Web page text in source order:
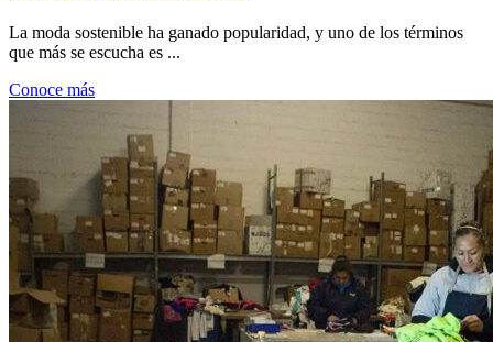
La moda sostenible ha ganado popularidad, y uno de los términos
que más se escucha es ...
Conoce más